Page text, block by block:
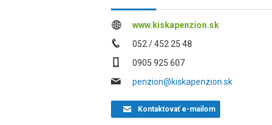
www.kiskapenzion.sk
052 / 452 25 48
0905 925 607
penzion@kiskapenzion.sk
Kontaktovaťe-mailom